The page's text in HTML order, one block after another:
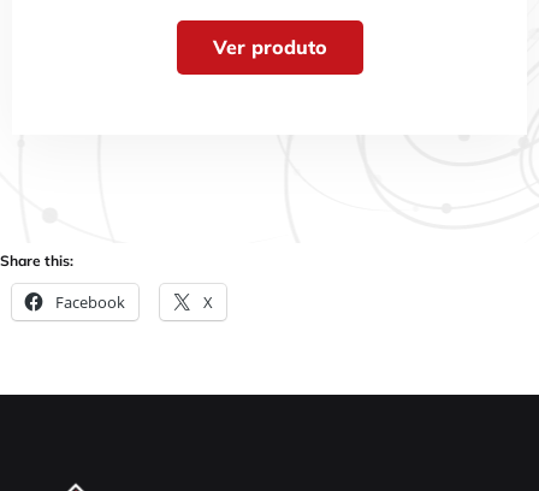
Ver produto
Share this:
Facebook X